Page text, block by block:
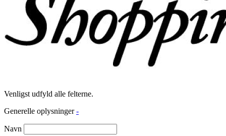
Venligst udfyld alle felterne.
Generelle oplysninger -
Navn